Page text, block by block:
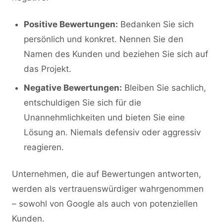
Positive Bewertungen: Bedanken Sie sich
persönlich und konkret. Nennen Sie den
Namen des Kunden und beziehen Sie sich auf
das Projekt.
Negative Bewertungen: Bleiben Sie sachlich,
entschuldigen Sie sich für die
Unannehmlichkeiten und bieten Sie eine
Lösung an. Niemals defensiv oder aggressiv
reagieren.
Unternehmen, die auf Bewertungen antworten,
werden als vertrauenswürdiger wahrgenommen
– sowohl von Google als auch von potenziellen
Kunden.